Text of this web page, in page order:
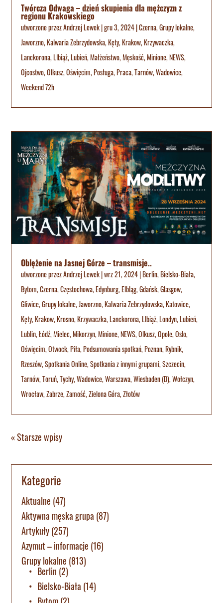
Twórcza Odwaga – dzień skupienia dla mężczyzn z
regionu Krakowskiego
utworzone przezAndrzej Lewek|gru 3, 2024|Czerna,Grupy lokalne,
Jaworzno,Kalwaria Zebrzydowska,Kęty,Krakow,Krzywaczka,
Lanckorona,LIbiąż,Lubień,Małżeństwo,Męskość,Minione,NEWS,
Ojcostwo,Olkusz,Oświęcim,Posługa,Praca,Tarnów,Wadowice,
Weekend 72h
Oblężenie na Jasnej Górze – transmisje..
utworzone przezAndrzej Lewek|wrz 21, 2024|Berlin,Bielsko-Biała,
Bytom,Czerna,Częstochowa,Edynburg,Elbląg,Gdańsk,Glasgow,
Gliwice,Grupy lokalne,Jaworzno,Kalwaria Zebrzydowska,Katowice,
Kęty,Krakow,Krosno,Krzywaczka,Lanckorona,LIbiąż,Londyn,Lubień,
Lublin,Łódź,Mielec,Mikorzyn,Minione,NEWS,Olkusz,Opole,Oslo,
Oświęcim,Otwock,Piła,Podsumowania spotkań,Poznan,Rybnik,
Rzeszów,Spotkania Online,Spotkania z innymi grupami,Szczecin,
Tarnów,Toruń,Tychy,Wadowice,Warszawa,Wiesbaden (D),Wołczyn,
Wrocław,Zabrze,Zamość,Zielona Góra,Złotów
« Starsze wpisy
Kategorie
Aktualne (47)
Aktywna męska grupa (87)
Artykuły(257)
Azymut – informacje (16)
Grupy lokalne (813)
Berlin (2)
Bielsko-Biała (14)